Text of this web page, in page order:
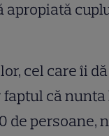
apropiată
cel care îi
că
de persoane,